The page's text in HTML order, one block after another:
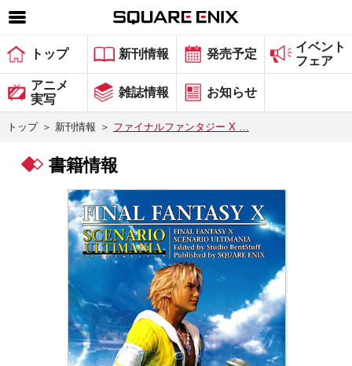
SQUARE ENIX 公式サイトメニュー
ゲーム
マガジン＆ブックス
グッズ
会社情報 採用情報
スクウェア・エニックス サイト内検索
トップ 新刊情報 発売予定
イベント
フェア
アニメ
実写
雑誌情報 お知らせ
トップ ＞ 新刊情報 ＞ ファイナルファンタジー X …
書籍情報